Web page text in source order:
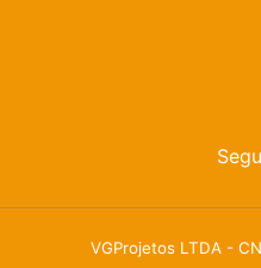
VGProjetos LTDA -